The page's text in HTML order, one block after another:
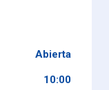
Abierta
10:00